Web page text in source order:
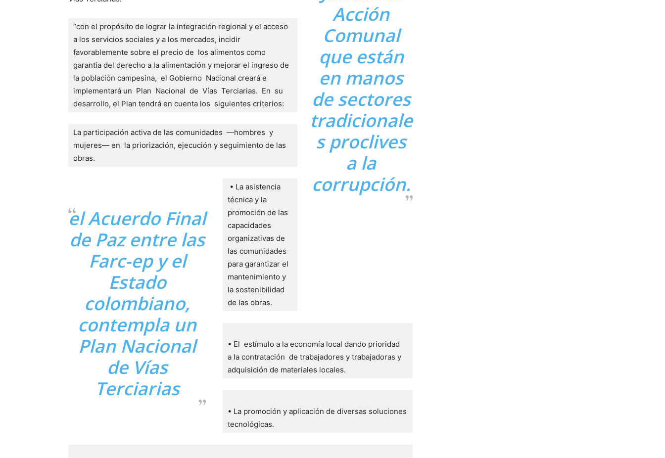
Acción
Comunal
que están
en manos
de sectores
tradicionale
s proclives
a la
corrupción.
el Acuerdo Final
de Paz entre las
Farc-ep y el
Estado
colombiano,
contempla un
Plan Nacional
de Vías
Terciarias
“con el propósito de lograr la integración regional y el acceso
a los servicios sociales y a los mercados, incidir
favorablemente sobre el precio de  los alimentos como
garantía del derecho a la alimentación y mejorar el ingreso de
la población campesina,  el Gobierno  Nacional creará e
implementará un  Plan  Nacional  de  Vías  Terciarias.  En  su
desarrollo, el Plan tendrá en cuenta los  siguientes criterios:
La participación activa de las comunidades  —hombres  y
mujeres— en  la priorización, ejecución y seguimiento de las
obras.
• La asistencia
técnica y la
promoción de las
capacidades
organizativas de
las comunidades
para garantizar el
mantenimiento y
la sostenibilidad
de las obras.
• El  estímulo a la economía local dando prioridad
a la contratación  de trabajadores y trabajadoras y
adquisición de materiales locales.
• La promoción y aplicación de diversas soluciones
tecnológicas.